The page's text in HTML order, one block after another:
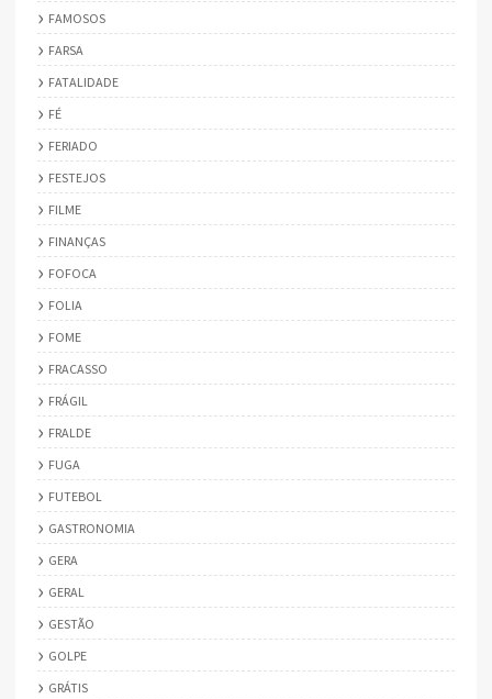
FAMOSOS
FARSA
FATALIDADE
FÉ
FERIADO
FESTEJOS
FILME
FINANÇAS
FOFOCA
FOLIA
FOME
FRACASSO
FRÁGIL
FRALDE
FUGA
FUTEBOL
GASTRONOMIA
GERA
GERAL
GESTÃO
GOLPE
GRÁTIS